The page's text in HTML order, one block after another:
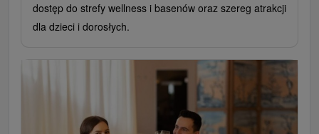
dostęp do strefy wellness i basenów oraz szereg atrakcji
dla dzieci i dorosłych.